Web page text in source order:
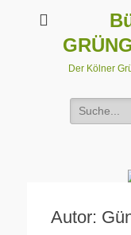
Der Kölner
Suchen
nach:
Autor: